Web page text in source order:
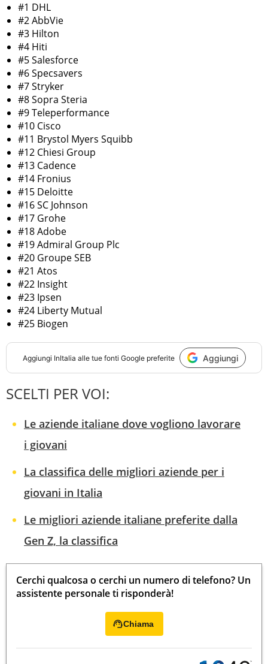
#1 DHL
#2 AbbVie
#3 Hilton
#4 Hiti
#5 Salesforce
#6 Specsavers
#7 Stryker
#8 Sopra Steria
#9 Teleperformance
#10 Cisco
#11 Brystol Myers Squibb
#12 Chiesi Group
#13 Cadence
#14 Fronius
#15 Deloitte
#16 SC Johnson
#17 Grohe
#18 Adobe
#19 Admiral Group Plc
#20 Groupe SEB
#21 Atos
#22 Insight
#23 Ipsen
#24 Liberty Mutual
#25 Biogen
Aggiungi InItalia alle tue fonti Google preferite Aggiungi
SCELTI PER VOI:
Le aziende italiane dove vogliono lavorare
i giovani
La classifica delle migliori aziende per i
giovani in Italia
Le migliori aziende italiane preferite dalla
Gen Z, la classifica
Cerchi qualcosa o cerchi un numero di telefono? Un
assistente personale ti risponderà!
Chiama